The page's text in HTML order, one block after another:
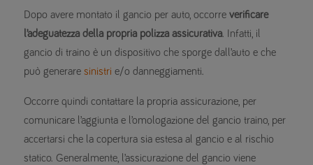
Dopo avere montato il gancio per auto, occorre verificare
l’adeguatezza della propria polizza assicurativa. Infatti, il
gancio di traino è un dispositivo che sporge dall’auto e che
può generare sinistri e/o danneggiamenti.
Occorre quindi contattare la propria assicurazione, per
comunicare l’aggiunta e l’omologazione del gancio traino, per
accertarsi che la copertura sia estesa al gancio e al rischio
statico. Generalmente, l’assicurazione del gancio viene